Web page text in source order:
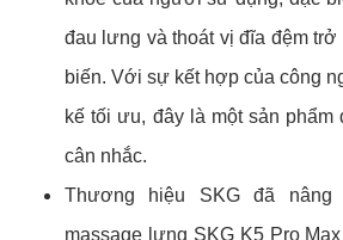
đau lưng và thoát vị đĩa đệm
biến. Với sự kết hợp của công
kế tối ưu, đây là một sản
cân nhắc.
Thương hiệu SKG đã
massage lưng SKG K5 Pro